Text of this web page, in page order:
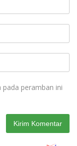
peramban ini